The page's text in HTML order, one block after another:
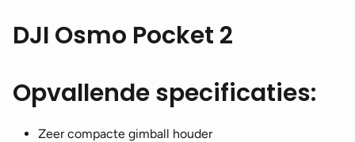
DJI Osmo Pocket 2
Opvallende specificaties:
Zeer compacte gimball houder